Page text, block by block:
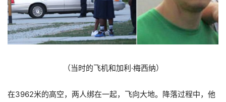
（当时的飞机和加利·梅西纳）
在3962米的高空，两人绑在一起，飞向大地。降落过程中，他